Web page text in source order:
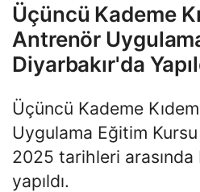
Üçüncü Kademe
Antrenör
Diyarbakır'da
Üçüncü Kademe
Uygulama Eğitim Kursu
2025 tarihleri arasında
yapıldı.